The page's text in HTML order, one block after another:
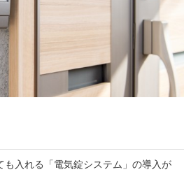
も入れる「電気錠システム」の導入が